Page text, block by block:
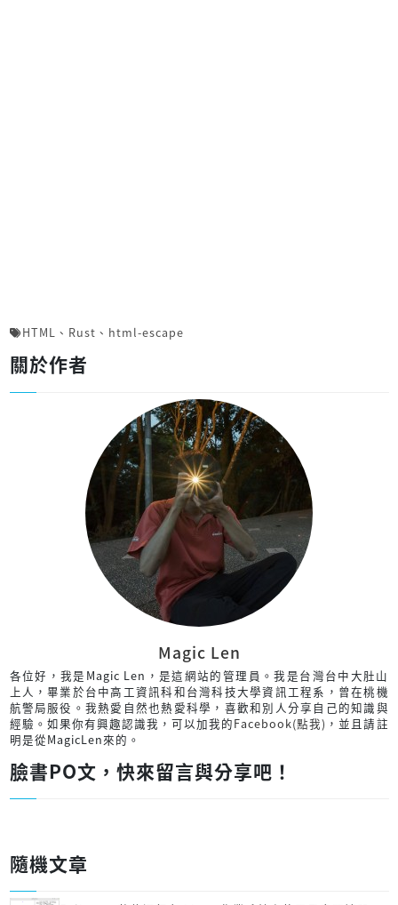
HTML 、 Rust 、 html-escape
關於作者
Magic Len
各位好，我是Magic Len，是這網站的管理員。我是台灣台中大肚山
上人，畢業於台中高工資訊科和台灣科技大學資訊工程系，曾在桃機
航警局服役。我熱愛自然也熱愛科學，喜歡和別人分享自己的知識與
經驗。如果你有興趣認識我，可以加我的Facebook(點我) ，並且請註
明是從MagicLen來的。
臉書PO文，快來留言與分享吧！
隨機文章